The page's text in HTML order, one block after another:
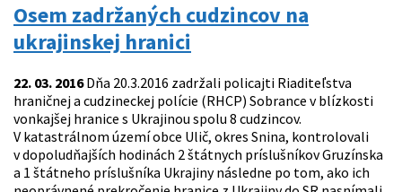
Osem zadržaných cudzincov na
ukrajinskej hranici
22. 03. 2016Dňa 20.3.2016 zadržali policajti Riaditeľstva
hraničnej a cudzineckej polície (RHCP) Sobrance v blízkosti
vonkajšej hranice s Ukrajinou spolu 8 cudzincov.
V katastrálnom území obce Ulič, okres Snina, kontrolovali
v dopoludňajších hodinách 2 štátnych príslušníkov Gruzínska
a 1 štátneho príslušníka Ukrajiny následne po tom, ako ich